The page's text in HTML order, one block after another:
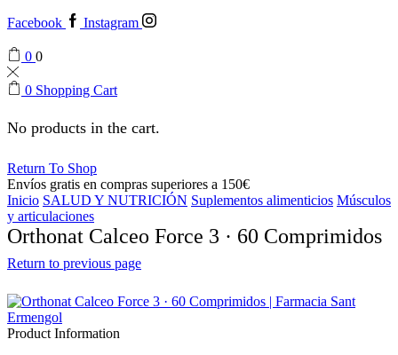
Facebook Instagram
0 0
0 Shopping Cart
No products in the cart.
Return To Shop
Envíos gratis en compras superiores a 150€
Inicio SALUD Y NUTRICIÓN Suplementos alimenticios Músculos
y articulaciones
Orthonat Calceo Force 3 · 60 Comprimidos
Return to previous page
Product Information